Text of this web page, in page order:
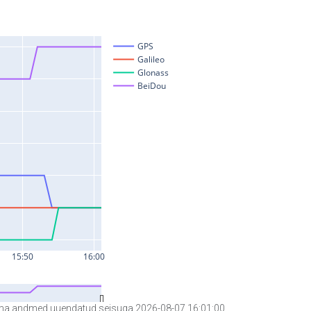
andmed uuendatud seisuga 2026-08-07 16:01:00